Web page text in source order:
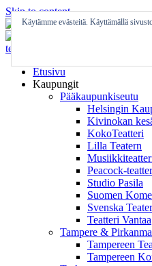
Skip to content
Etusivu
Kaupungit
Pääkaupunkiseutu
Helsingin
Kivinokan
KokoTeatteri
Lilla Teatern
Peacock-
Studio Pasila
Suomen
Svenska
Teatteri Vantaa
Tampere &
Tampereen
Tampereen
Käytämme evästeitä. Käyttämällä